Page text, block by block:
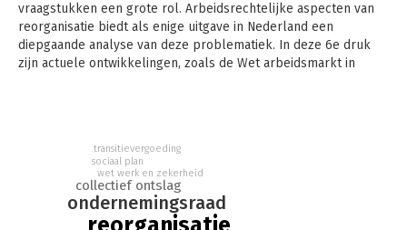
vraagstukken een grote rol. Arbeidsrechtelijke aspecten van
reorganisatie biedt als enige uitgave in Nederland een
diepgaande analyse van deze problematiek. In deze 6e druk
zijn actuele ontwikkelingen, zoals de Wet arbeidsmarkt in
Een reorganisatie kan ingegeven zijn door interne of externe
factoren, zoals economische veranderingen of strategische
keuzes. Hierbij ontstaan vaak ingrijpende arbeidsrechtelijke
kwesties, variërend van gedwongen ontslagen tot wijzigingen in
ondernemingsraad
collectief ontslag
wet werk en zekerheid
sociaal plan
transitievergoeding